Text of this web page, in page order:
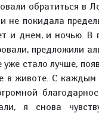
обратиться в
не покидала
и днем, и ночью. В
предложили
стало лучше,
в животе. С каждым
я снова